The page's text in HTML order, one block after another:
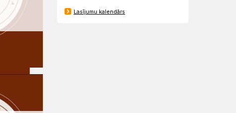
Lasījumu kalendārs